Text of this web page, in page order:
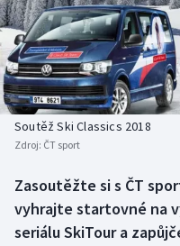
Americký fotbal
Baseball a softbal
Basketbal
Biatlon
Boby a skeleton
Box
NEPŘEHLÉDNĚTE
Soutěže
Historické návraty
Aplikace ČT sport
AZ kvíz
Soutěž Ski Classics 2018
Zdroj: ČT sport
Zasoutěžte si s ČT
vyhrajte startovné na
seriálu SkiTour a